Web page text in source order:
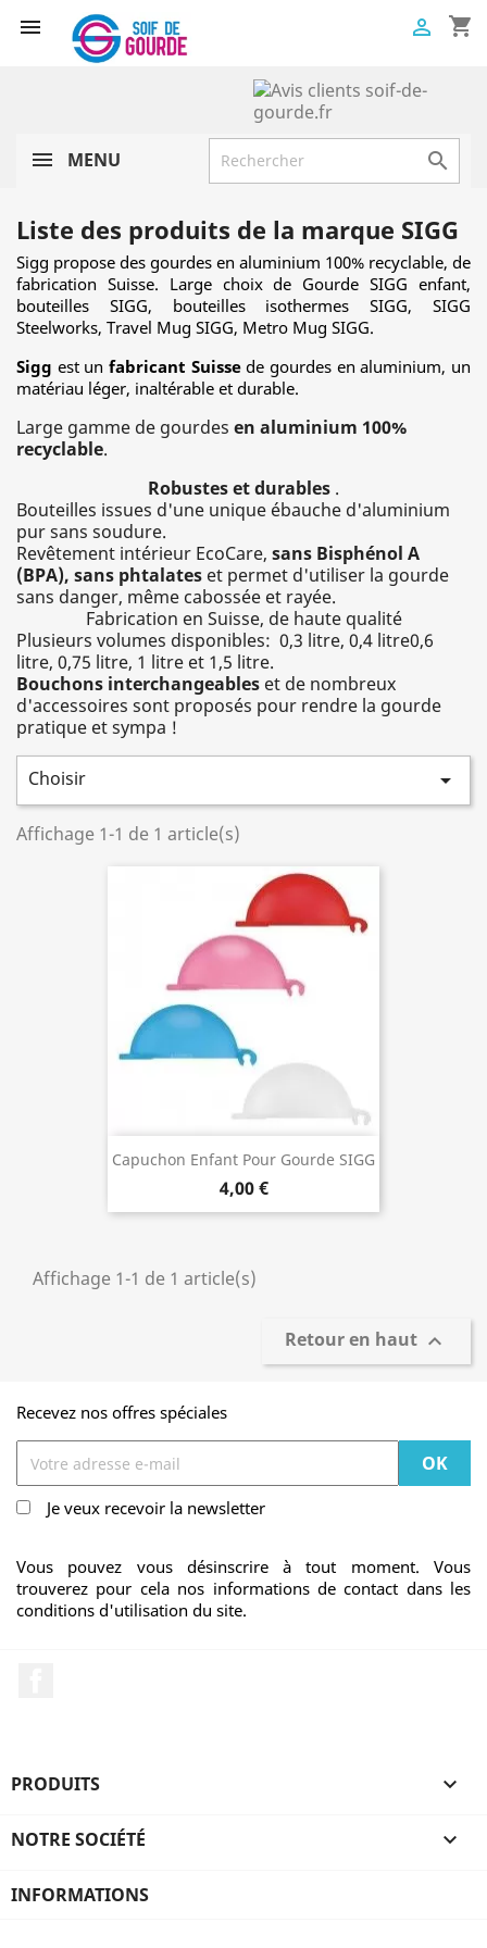
 shopping_cart

MENU 
Liste des produits de la marque SIGG
Sigg propose des gourdes en aluminium 100% recyclable, de
fabrication Suisse. Large choix de Gourde SIGG enfant,
bouteilles SIGG, bouteilles isothermes SIGG, SIGG
Steelworks, Travel Mug SIGG, Metro Mug SIGG.
Sigg est un fabricant Suissede gourdes en aluminium, un
matériau léger, inaltérable et durable.
Large gamme de gourdes en aluminium 100%
recyclable.
Robustes et durables .
Bouteilles issues d'une unique ébauche d'aluminium
pur sans soudure.
Revêtement intérieur EcoCare, sans Bisphénol A
(BPA), sans phtalates et permet d'utiliser la gourde
sans danger, même cabossée et rayée.
Fabrication en Suisse, de haute qualité
Plusieurs volumes disponibles: 0,3 litre, 0,4 litre0,6
litre, 0,75 litre, 1 litre et 1,5 litre.
Bouchons interchangeables et de nombreux
d'accessoires sont proposés pour rendre la gourde
pratique et sympa !
Choisir 
Affichage 1-1 de 1 article(s)
Capuchon Enfant Pour Gourde SIGG
4,00 €
Affichage 1-1 de 1 article(s)
Retour en haut 
Recevez nos offres spéciales
Je veux recevoir la newsletter
Vous pouvez vous désinscrire à tout moment. Vous
trouverez pour cela nos informations de contact dans les
conditions d'utilisation du site.
PRODUITS 
NOTRE SOCIÉTÉ 
INFORMATIONS